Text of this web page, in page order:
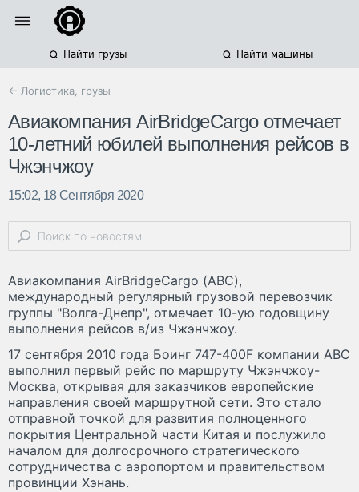
Найти грузы Найти машины
← Логистика, грузы
Авиакомпания AirBridgeCargo отмечает
10-летний юбилей выполнения рейсов в
Чжэнчжоу
15:02, 18 Сентября 2020
Авиакомпания AirBridgeCargo (АВС),
международный регулярный грузовой перевозчик
группы "Волга-Днепр", отмечает 10-ую годовщину
выполнения рейсов в/из Чжэнчжоу.
17 сентября 2010 года Боинг 747-400F компании АВС
выполнил первый рейс по маршруту Чжэнчжоу-
Москва, открывая для заказчиков европейские
направления своей маршрутной сети. Это стало
отправной точкой для развития полноценного
покрытия Центральной части Китая и послужило
началом для долгосрочного стратегического
сотрудничества с аэропортом и правительством
провинции Хэнань.